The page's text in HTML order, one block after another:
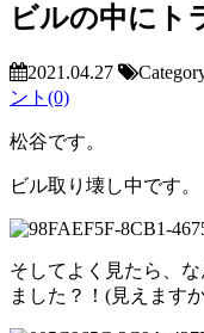
ビルの中にト
2021.04.27
ント(0)
松谷です。
ビル取り壊し中です。
そしてよく見たら、
ました？！(見えます